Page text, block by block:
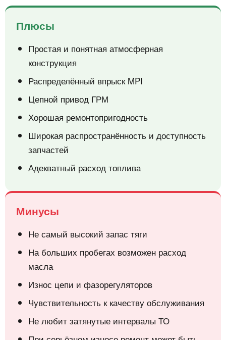
Плюсы
Простая и понятная атмосферная
конструкция
Распределённый впрыск MPI
Цепной привод ГРМ
Хорошая ремонтопригодность
Широкая распространённость и доступность
запчастей
Адекватный расход топлива
Минусы
Не самый высокий запас тяги
На больших пробегах возможен расход
масла
Износ цепи и фазорегуляторов
Чувствительность к качеству обслуживания
Не любит затянутые интервалы ТО